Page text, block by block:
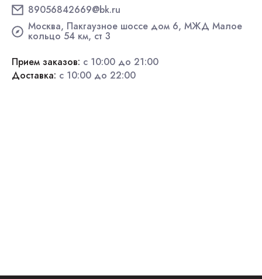
89056842669@bk.ru
Москва, Пакгаузное шоссе дом 6, МЖД Малое
кольцо 54 км, ст 3
Прием заказов: с 10:00 до 21:00
Доставка: с 10:00 до 22:00